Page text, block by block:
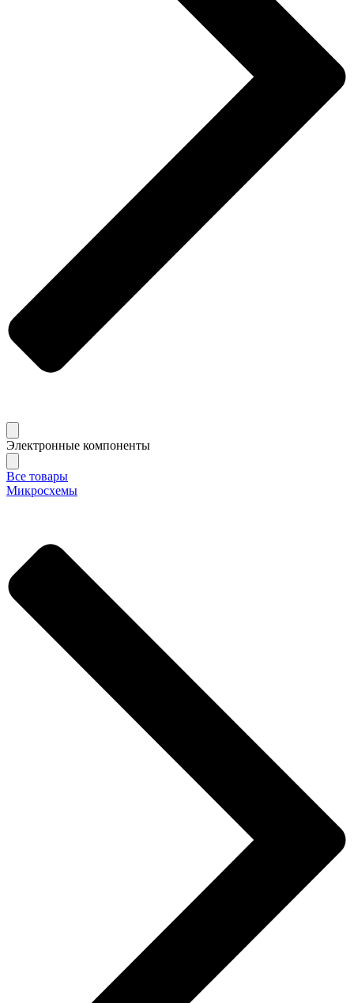
Электронные компоненты
Все товары
Микросхемы